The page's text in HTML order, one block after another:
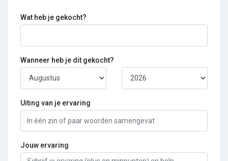
Wat heb je gekocht?
Wanneer heb je dit gekocht?
Uiting van je ervaring
Jouw ervaring